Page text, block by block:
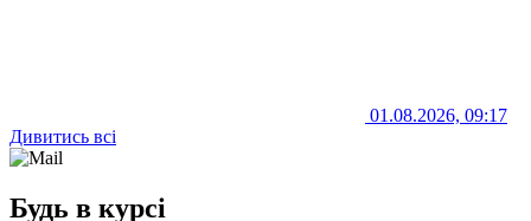
01.08.2026, 09:17
Дивитись всі
Будь в курсі